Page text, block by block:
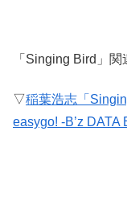
「Singing Bird」
▽稲葉浩志「
easygo! -B’z DATA